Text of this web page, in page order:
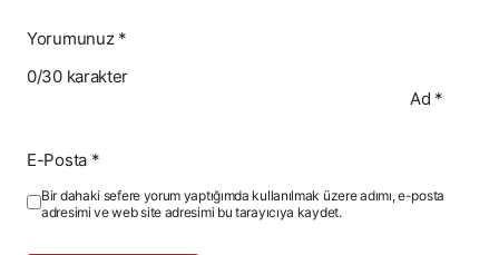
Yorumunuz*
0/30 karakter
Ad *
E-Posta*
Bir dahaki sefere yorum yaptığımda kullanılmak üzere adımı, e-posta
adresimi ve web site adresimi bu tarayıcıya kaydet.